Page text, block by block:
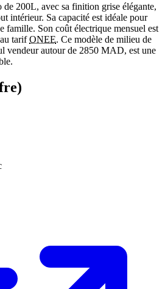
200L, avec sa finition grise élégante,
intérieur. Sa capacité est idéale pour
famille. Son coût électrique mensuel est
tarifONEE. Ce modèle de milieu de
vendeur autour de 2850 MAD, est une